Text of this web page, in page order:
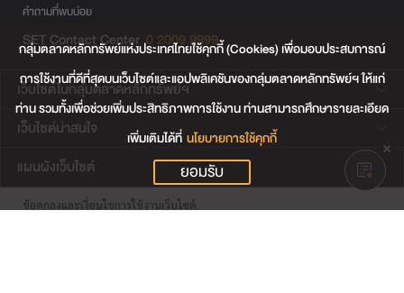
คำถามที่พบบ่อย
SET Contact Center 0 2009 9999
เว็บไซต์ในกลุ่มตลาดหลักทรัพย์ฯ
เว็บไซต์น่าสนใจ
แผนผังเว็บไซต์
ข้อตกลงและเงื่อนไขการใช้งานเว็บไซต์
กลุ่มตลาดหลักทรัพย์แห่งประเทศไทยใช้คุกกี้ (Cookies) เพื่อมอบประสบการณ์
การใช้งานที่ดีที่สุดบนเว็บไซต์และแอปพลิเคชันของกลุ่มตลาดหลักทรัพย์ฯ ให้แก่
ท่าน รวมทั้งเพื่อช่วยเพิ่มประสิทธิภาพการใช้งาน ท่านสามารถศึกษารายละเอียด
เพิ่มเติมได้ที่ นโยบายการใช้คุกกี้
ยอมรับ